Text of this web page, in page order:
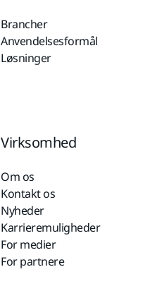
Brancher
Anvendelsesformål
Løsninger
Virksomhed
Om os
Kontakt os
Nyheder
Karrieremuligheder
For medier
For partnere